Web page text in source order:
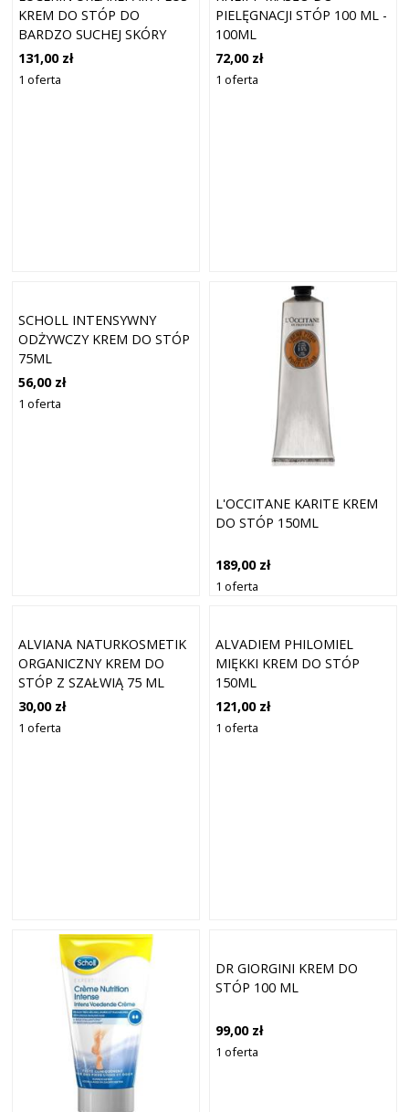
KREM DO STÓP DO
BARDZO SUCHEJ SKÓRY
10% 100 ML
131,00 zł
1 oferta
PIELĘGNACJI STÓP 100 ML -
100ML
72,00 zł
1 oferta
SCHOLL INTENSYWNY
ODŻYWCZY KREM DO STÓP
75ML
56,00 zł
1 oferta
L'OCCITANE KARITE KREM
DO STÓP 150ML
189,00 zł
1 oferta
ALVIANA NATURKOSMETIK
ORGANICZNY KREM DO
STÓP Z SZAŁWIĄ 75 ML
30,00 zł
1 oferta
ALVADIEM PHILOMIEL
MIĘKKI KREM DO STÓP
150ML
121,00 zł
1 oferta
DR GIORGINI KREM DO
STÓP 100 ML
99,00 zł
1 oferta